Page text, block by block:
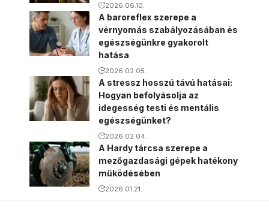
2026.06.10.
A baroreflex szerepe a
vérnyomás szabályozásában és
egészségünkre gyakorolt
hatása
2026.02.05.
A stressz hosszú távú hatásai:
Hogyan befolyásolja az
idegesség testi és mentális
egészségünket?
2026.02.04.
A Hardy tárcsa szerepe a
mezőgazdasági gépek hatékony
működésében
2026.01.21.